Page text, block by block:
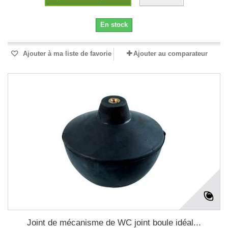
En stock
Ajouter à ma liste de favorie Ajouter au comparateur
Joint de mécanisme de WC joint boule idéal...